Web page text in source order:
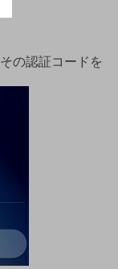
の認証コードを